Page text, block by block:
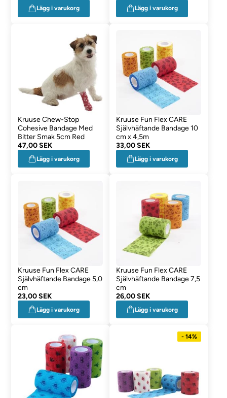
Lägg i varukorg Lägg i varukorg
Kruuse Chew-Stop
Cohesive Bandage Med
Bitter Smak 5cm Red
47,00 SEK
Lägg i varukorg
Kruuse Fun Flex CARE
Självhäftande Bandage 10
cm x 4,5m
33,00 SEK
Lägg i varukorg
Kruuse Fun Flex CARE
Självhäftande Bandage 5,0
cm
23,00 SEK
Lägg i varukorg
Kruuse Fun Flex CARE
Självhäftande Bandage 7,5
cm
26,00 SEK
Lägg i varukorg
- 14%